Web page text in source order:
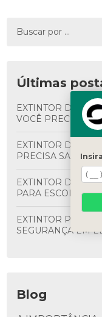
Últimas
EXTINTOR DE INCÊNDIO: O GUIA COMPLETO QUE
VOCÊ PRECISA
EXTINTOR DE INCÊNDIO GRANDE: O QUE VOCÊ
PRECISA SABER
EXTINTOR DE INCÊNDIO CO2 6KG: GUIA COMPLETO
PARA ESCOLHA E
EXTINTOR PREDIAL: O GUIA COMPLETO PARA
SEGURANÇA EM
Blog